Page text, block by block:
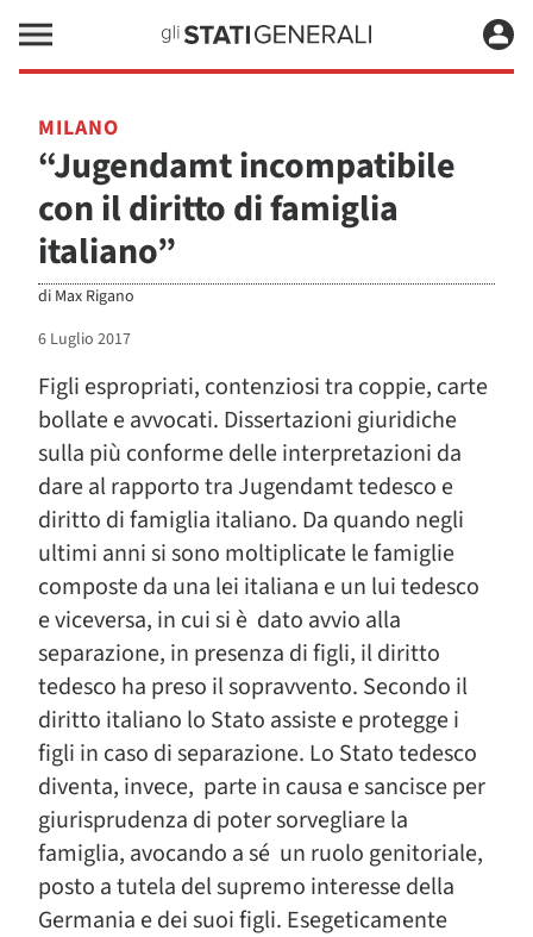
MILANO
“Jugendamt incompatibile
con il diritto di famiglia
italiano”
di Max Rigano
6 Luglio 2017
Figli espropriati, contenziosi tra coppie, carte
bollate e avvocati. Dissertazioni giuridiche
sulla più conforme delle interpretazioni da
dare al rapporto tra Jugendamt tedesco e
diritto di famiglia italiano. Da quando negli
ultimi anni si sono moltiplicate le famiglie
composte da una lei italiana e un lui tedesco
e viceversa, in cui si è dato avvio alla
separazione, in presenza di figli, il diritto
tedesco ha preso il sopravvento. Secondo il
diritto italiano lo Stato assiste e protegge i
figli in caso di separazione. Lo Stato tedesco
diventa, invece, parte in causa e sancisce per
giurisprudenza di poter sorvegliare la
famiglia, avocando a sé un ruolo genitoriale,
posto a tutela del supremo interesse della
Germania e dei suoi figli. Esegeticamente